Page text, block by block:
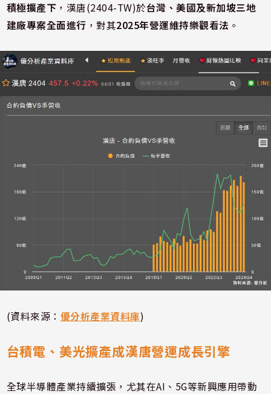
積極擴產下 ，漢唐(2404-TW)於台灣、美國及新加坡三地
建廠專案全面進行 ，對其2025年營運維持樂觀看法 。
(資料來源： 優分析產業資料庫)
台積電、美光擴產成漢唐營運成長引擎
全球半導體產業持續擴張，尤其在AI、5G等新興應用帶動